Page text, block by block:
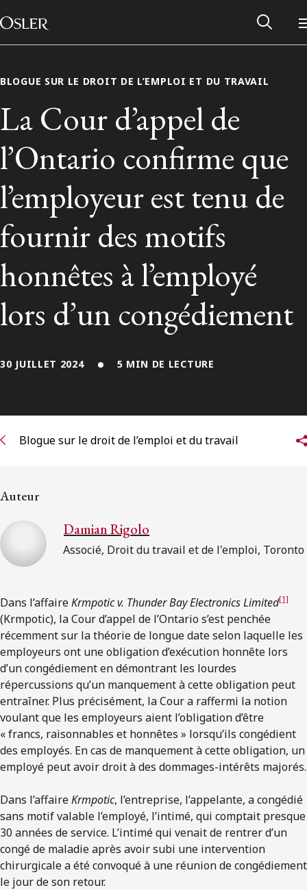
Passer au contenu
Main Navigation
Contactez-nous
ENGLISH
S’abonner aux articles Osler
BLOGUE SUR LE DROIT DE L’EMPLOI ET DU TRAVAIL
La Cour d’appel de
l’Ontario confirme que
l’employeur est tenu de
fournir des motifs
honnêtes à l’employé
lors d’un congédiement
30 JUILLET 2024 5 MIN DE LECTURE
Blogue sur le droit de l’emploi et du travail
Auteur
Damian Rigolo
Associé, Droit du travail et de l'emploi, Toronto
Dans l’affaireKrmpotic v. Thunder Bay Electronics Limited[1]
(Krmpotic), la Cour d’appel de l’Ontario s’est penchée
récemment sur la théorie de longue date selon laquelle les
employeurs ont une obligation d’exécution honnête lors
d’un congédiement en démontrant les lourdes
répercussions qu’un manquement à cette obligation peut
entraîner. Plus précisément, la Cour a raffermi la notion
voulant que les employeurs aient l’obligation d’être
« francs, raisonnables et honnêtes » lorsqu’ils congédient
des employés. En cas de manquement à cette obligation, un
employé peut avoir droit à des dommages-intérêts majorés.
Dans l’affaireKrmpotic, l’entreprise, l’appelante, a congédié
sans motif valable l’employé, l’intimé, qui comptait presque
30 années de service. L’intimé qui venait de rentrer d’un
congé de maladie après avoir subi une intervention
chirurgicale a été convoqué à une réunion de congédiement
le jour de son retour.